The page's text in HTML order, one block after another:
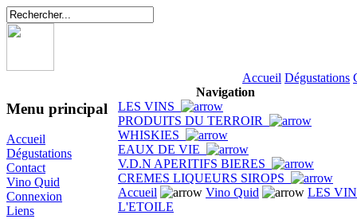
Accueil Dégustations
Menu principal
Accueil
Dégustations
Contact
Vino Quid
Connexion
Liens
Navigation
LES VINS
PRODUITS DU TERROIR
WHISKIES
EAUX DE VIE
V.D.N APERITIFS BIERES
CREMES LIQUEURS SIROPS
Accueil
Vino Quid
LES
L'ETOILE